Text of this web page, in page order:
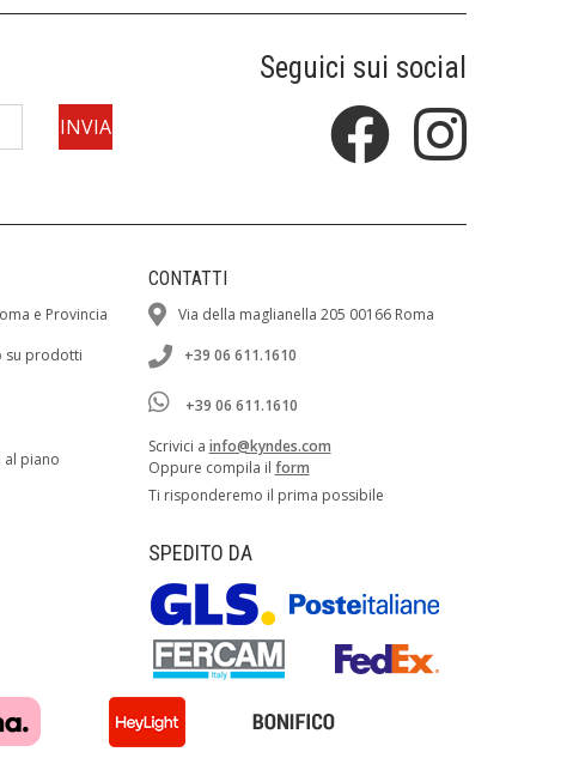
Seguici sui social
e Provincia
su prodotti
al piano
CONTATTI
Via della maglianella 205 00166 Roma
+39 06 611.1610
+39 06 611.1610
Scrivici a info@kyndes.com
Oppure compila il form
Ti risponderemo il prima possibile
SPEDITO DA